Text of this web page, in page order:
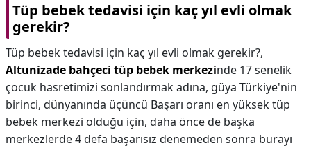
Tüp bebek tedavisi için kaç yıl evli olmak
gerekir?
Tüp bebek tedavisi için kaç yıl evli olmak gerekir?,
Altunizade bahçeci tüp bebek merkezinde 17 senelik
çocuk hasretimizi sonlandırmak adına, güya Türkiye'nin
birinci, dünyanında üçüncü Başarı oranı en yüksek tüp
bebek merkezi olduğu için, daha önce de başka
merkezlerde 4 defa başarısız denemeden sonra burayı